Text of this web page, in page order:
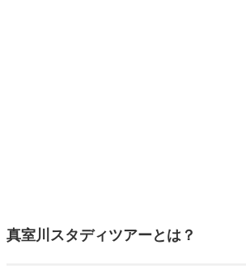
真室川スタディツアーとは？